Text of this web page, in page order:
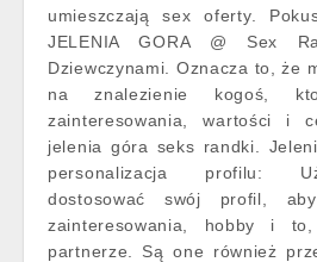
umieszczają sex oferty.
JELENIA GORA @ Sex
Dziewczynami. Oznacza to, że
na znalezienie kogoś,
zainteresowania, wartości i
jelenia góra seks randki.
personalizacja profilu:
dostosować swój profil,
zainteresowania, hobby i
partnerze. Są one również